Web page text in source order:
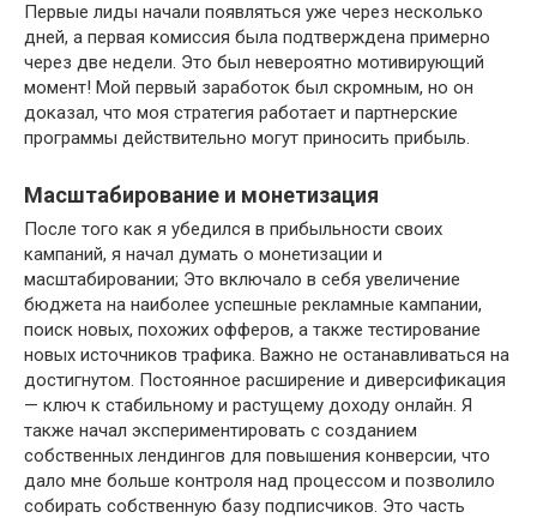
Первые лиды начали появляться уже через несколько
дней, а первая комиссия была подтверждена примерно
через две недели. Это был невероятно мотивирующий
момент! Мой первый заработок был скромным, но он
доказал, что моя стратегия работает и партнерские
программы действительно могут приносить прибыль.
Масштабирование и монетизация
После того как я убедился в прибыльности своих
кампаний, я начал думать о монетизации и
масштабировании; Это включало в себя увеличение
бюджета на наиболее успешные рекламные кампании,
поиск новых, похожих офферов, а также тестирование
новых источников трафика. Важно не останавливаться на
достигнутом. Постоянное расширение и диверсификация
— ключ к стабильному и растущему доходу онлайн. Я
также начал экспериментировать с созданием
собственных лендингов для повышения конверсии, что
дало мне больше контроля над процессом и позволило
собирать собственную базу подписчиков. Это часть